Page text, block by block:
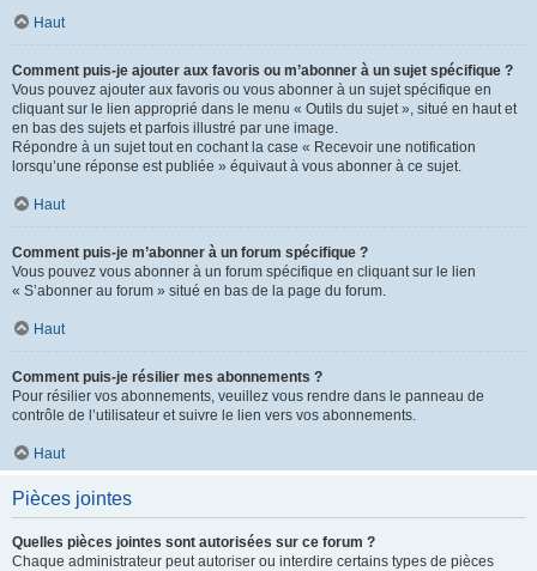
Haut
Comment puis-je ajouter aux favoris ou m’abonner à un sujet spécifique ?
Vous pouvez ajouter aux favoris ou vous abonner à un sujet spécifique en
cliquant sur le lien approprié dans le menu « Outils du sujet », situé en haut et
en bas des sujets et parfois illustré par une image.
Répondre à un sujet tout en cochant la case « Recevoir une notification
lorsqu’une réponse est publiée » équivaut à vous abonner à ce sujet.
Haut
Comment puis-je m’abonner à un forum spécifique ?
Vous pouvez vous abonner à un forum spécifique en cliquant sur le lien
« S’abonner au forum » situé en bas de la page du forum.
Haut
Comment puis-je résilier mes abonnements ?
Pour résilier vos abonnements, veuillez vous rendre dans le panneau de
contrôle de l’utilisateur et suivre le lien vers vos abonnements.
Haut
Pièces jointes
Quelles pièces jointes sont autorisées sur ce forum ?
Chaque administrateur peut autoriser ou interdire certains types de pièces